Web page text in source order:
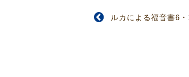
ルカによる福音書6